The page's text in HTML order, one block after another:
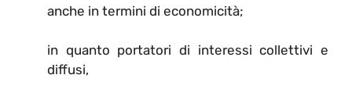
anche in termini di economicità;
in quanto portatori di interessi collettivi e
diffusi,